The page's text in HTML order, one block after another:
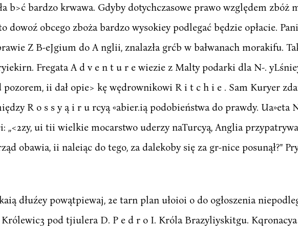
b>ć bardzo krwawa. Gdyby dotychczasowe prawo względem zbóż
dowoź obcego zboża bardzo wysokiey podlegać będzie opłacie.
Z B-eJgium do A nglii, znalazła grćb w bałwanach morakifu.
Fregata A d v e n t u r e wiezie z Malty podarki dla N-.
ii dał opie> kę wędrownikowi R i t c h i e . Sam Kuryer
R o s s y ą i r u rcyą «abier.ią podobieństwa do prawdy. Ua»eta
,,<2zy, ui tii wielkie mocarstwo uderzy naTurcyą, Anglia
obawia, ii naleiąc do tego, za dalekoby się za gr-nice posunął?"
dłuźey powątpiewaj, 2e tarn plan ułoioi o do ogłoszenia
pod tjiulera D. P e d r o I. Króla Brazyliyskitgu. Kqronacya